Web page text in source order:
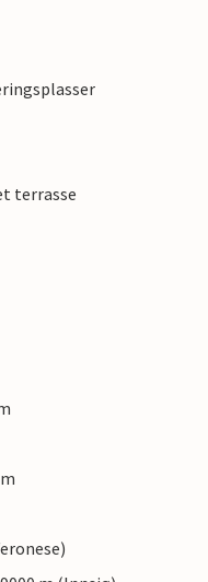
terrasse